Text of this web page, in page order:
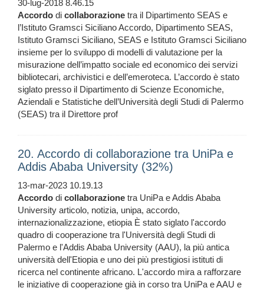
30-lug-2018 8.46.15
Accordo di collaborazione tra il Dipartimento SEAS e
l’Istituto Gramsci Siciliano Accordo, Dipartimento SEAS,
Istituto Gramsci Siciliano, SEAS e Istituto Gramsci Siciliano
insieme per lo sviluppo di modelli di valutazione per la
misurazione dell’impatto sociale ed economico dei servizi
bibliotecari, archivistici e dell’emeroteca. L’accordo è stato
siglato presso il Dipartimento di Scienze Economiche,
Aziendali e Statistiche dell’Università degli Studi di Palermo
(SEAS) tra il Direttore prof
20. Accordo di collaborazione tra UniPa e
Addis Ababa University (32%)
13-mar-2023 10.19.13
Accordo di collaborazione tra UniPa e Addis Ababa
University articolo, notizia, unipa, accordo,
internazionalizzazione, etiopia È stato siglato l'accordo
quadro di cooperazione tra l'Università degli Studi di
Palermo e l'Addis Ababa University (AAU), la più antica
università dell'Etiopia e uno dei più prestigiosi istituti di
ricerca nel continente africano. L'accordo mira a rafforzare
le iniziative di cooperazione già in corso tra UniPa e AAU e